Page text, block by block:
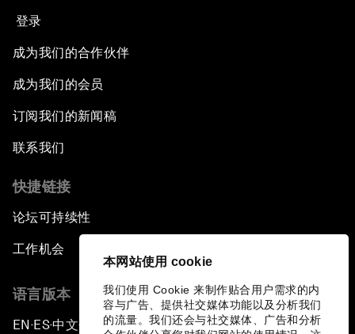
本网站使用 cookie
我们使用 Cookie 来制作贴合用户需求的内
容与广告、提供社交媒体功能以及分析我们
的流量。我们还会与社交媒体、广告和分析
登录
成为我们的合作伙伴
成为我们的会员
订阅我们的新闻稿
联系我们
快捷链接
论坛可持续性
工作机会
语言版本
EN ▪ ES▪中文▪ 日本語